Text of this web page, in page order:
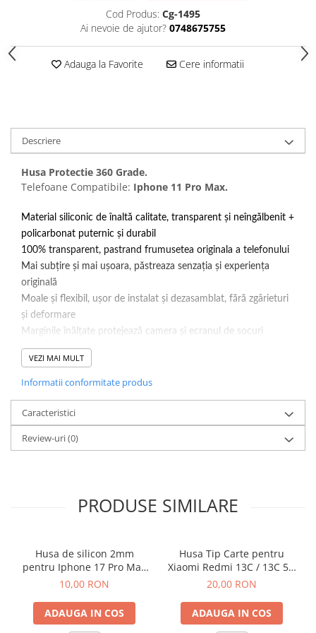
Folii Protectie Ceramic Film
Huawei / Honor
Iphone
Samsung
Samsung
Huawei / Honor
Oppo / Realme
Huse tip Carte
Huawei / Honor
Iphone
Oppo / Realme
Samsung
Xiaomi
Cod Produs: Cg-1495
Ai nevoie de ajutor? 0748675755
Adauga la Favorite Cere informatii
Descriere
Husa Protectie 360 Grade.
Telefoane Compatibile: Iphone 11 Pro Max.
Material siliconic de înaltă calitate, transparent și neîngălbenit +
policarbonat puternic și durabil
100% transparent, pastrand frumusetea originala a telefonului
Mai subțire și mai ușoara, păstreaza senzația și experiența
originală
Moale și flexibil, ușor de instalat și dezasamblat, fără zgârieturi
și deformare
Marginile înălțate protejează camera și ecranul de socuri
Rezistență puternică la impact
Culoare : Transparent.
VEZI MAI MULT
Informatii conformitate produs
Caracteristici
Review-uri(0)
PRODUSE SIMILARE
Husa de silicon 2mm
pentru Iphone 17 Pro Max
cu protectie camera
10,00 RON
ADAUGA IN COS
Husa Tip Carte pentru
Xiaomi Redmi 13C / 13C 5G
/ Poco C65 Negru
20,00 RON
ADAUGA IN COS